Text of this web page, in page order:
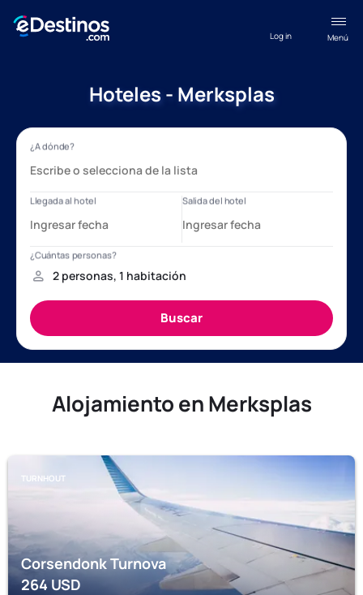
Menú
Log in
Hoteles - Merksplas
Alojamiento en Merksplas
TURNHOUT
Corsendonk Turnova
264USD